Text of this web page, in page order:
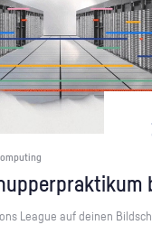
Le­ague auf dei­nen